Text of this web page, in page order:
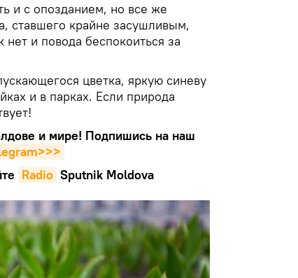
и с опозданием, но все же
ставшего крайне засушливым,
нет и повода беспокоиться за
цветка, яркую синеву
и в парках. Если природа
и мире! Подпишись на наш
Radio Sputnik Moldova